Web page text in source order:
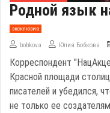
Родной язык
эксклюзив
bobkova Юлия Бобкова
Корреспондент
Красной площади
писателей и убедился,
не только ее